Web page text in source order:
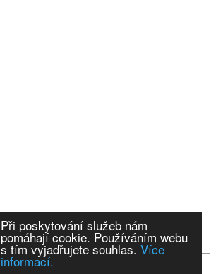
Při poskytování služeb nám
pomáhají cookie. Používáním webu
s tím vyjadřujete souhlas. Více
informací.